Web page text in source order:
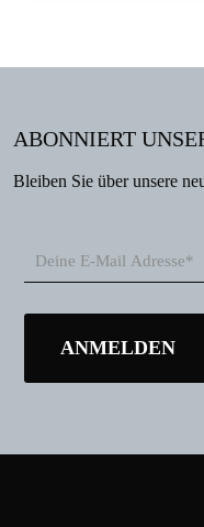
ABONNIERT
Bleiben Sie über unsere